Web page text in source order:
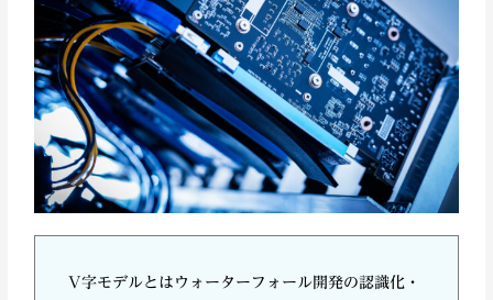
V字モデルとはウォーターフォール開発の認識化・